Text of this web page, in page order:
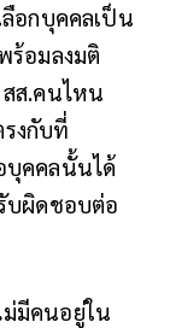
ลือกบุคคลเป็น
ร้อมลงมติ
ส.คนไหน
งกับที่
บุคคลนั้นได้
บผิดชอบต่อ
มีคนอยู่ใน